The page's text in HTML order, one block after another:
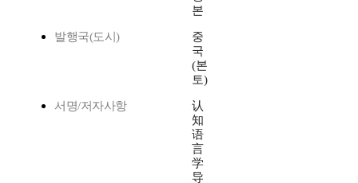
본
발행국(도시)
중
국
(본
토)
서명/저자사항
认
知
语
言
学
导